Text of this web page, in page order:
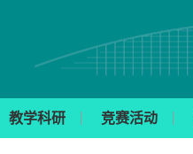
教学科研 竞赛活动